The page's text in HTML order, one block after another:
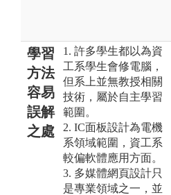
學習
方法
容易
誤解
之處
1. 許多學生都以為資
工系學生會修電腦，
但系上並無教授相關
技術，屬於自主學習
範圍。
2. IC面板設計為電機
系領域範圍，資工系
較偏軟體應用方面。
3. 多媒體網頁設計只
是專業領域之一，並